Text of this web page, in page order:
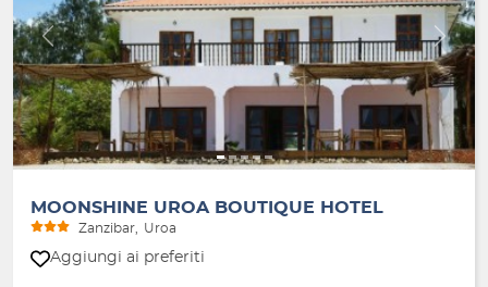
Indietro Avanti
MOONSHINE UROA BOUTIQUE HOTEL
Zanzibar Uroa
Aggiungi ai preferiti